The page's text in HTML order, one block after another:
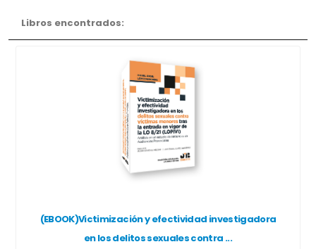
Libros encontrados:
(EBOOK)Victimización y efectividad investigadora
en los delitos sexuales contra ...